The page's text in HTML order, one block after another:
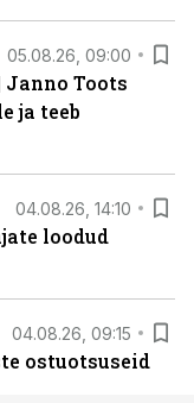
05.08.26, 09:00
Janno Toots
ja teeb
04.08.26, 14:10
loodud
04.08.26, 09:15
ostuotsuseid